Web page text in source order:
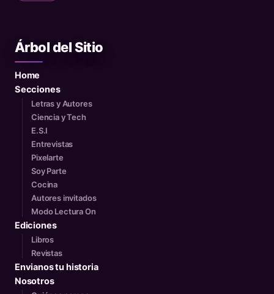
Árbol del Sitio
Home
Secciones
Letras y Autores
Ciencia y Tech
E.S.I
Entrevistas
Pixelarte
Soy Parte
Cocina
Autores invitados
Modo Lectura On
Ediciones
Libros
Revistas
Envianos tu historia
Nosotros